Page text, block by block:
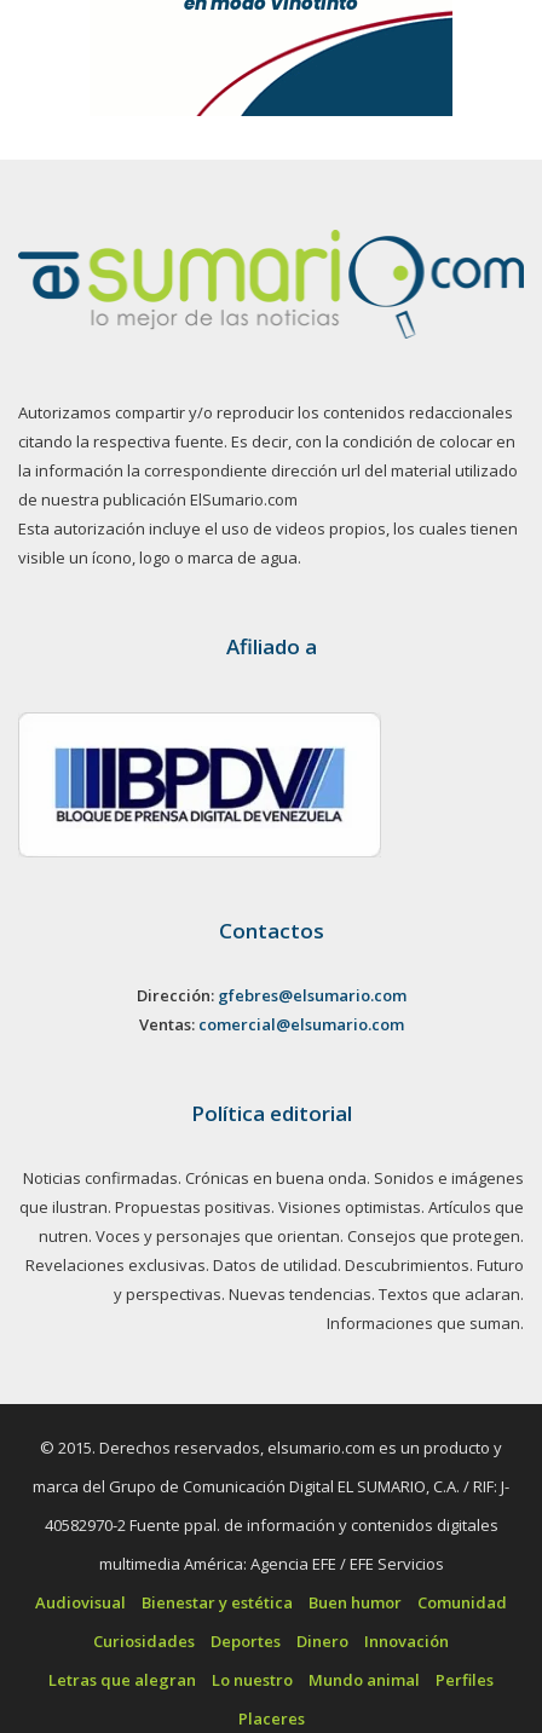
Autorizamos compartir y/o reproducir los contenidos redaccionales
citando la respectiva fuente. Es decir, con la condición de colocar en
la información la correspondiente dirección url del material utilizado
de nuestra publicación ElSumario.com
Esta autorización incluye el uso de videos propios, los cuales tienen
visible un ícono, logo o marca de agua.
Afiliado a
Contactos
Dirección: gfebres@elsumario.com
Ventas: comercial@elsumario.com
Política editorial
Noticias confirmadas. Crónicas en buena onda. Sonidos e imágenes
que ilustran. Propuestas positivas. Visiones optimistas. Artículos que
nutren. Voces y personajes que orientan. Consejos que protegen.
Revelaciones exclusivas. Datos de utilidad. Descubrimientos. Futuro
y perspectivas. Nuevas tendencias. Textos que aclaran.
Informaciones que suman.
© 2015. Derechos reservados, elsumario.com es un producto y
marca del Grupo de Comunicación Digital EL SUMARIO, C.A. / RIF: J-
40582970-2 Fuente ppal. de información y contenidos digitales
multimedia América: Agencia EFE / EFE Servicios
Audiovisual
Bienestar y estética Buen humor
Comunidad
Curiosidades
Deportes Dinero
Innovación
Letras que alegran
Lo nuestro Mundo animal
Perfiles
Placeres